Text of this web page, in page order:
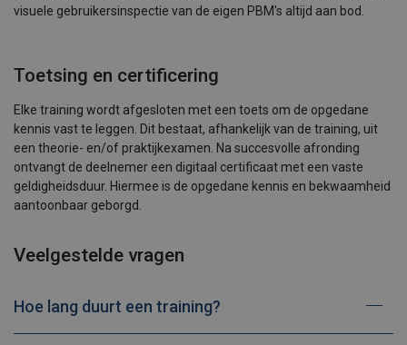
visuele gebruikersinspectie van de eigen PBM's altijd aan bod.
Toetsing en certificering
Elke training wordt afgesloten met een toets om de opgedane
kennis vast te leggen. Dit bestaat, afhankelijk van de training, uit
een theorie- en/of praktijkexamen. Na succesvolle afronding
ontvangt de deelnemer een digitaal certificaat met een vaste
geldigheidsduur. Hiermee is de opgedane kennis en bekwaamheid
aantoonbaar geborgd.
Veelgestelde vragen
Hoe lang duurt een training?